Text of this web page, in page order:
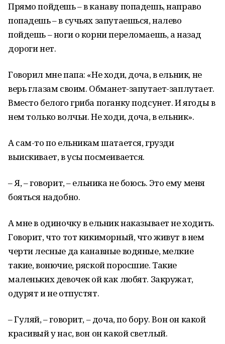
Прямо пойдешь – в канаву попадешь, направо
попадешь – в сучьях запутаешься, налево
пойдешь – ноги о корни переломаешь, а назад
дороги нет.
Говорил мне папа: «Не ходи, доча, в ельник, не
верь глазам своим. Обманет-запутает-заплутает.
Вместо белого гриба поганку подсунет. И ягоды в
нем только волчьи. Не ходи, доча, в ельник».
А сам-то по ельникам шатается, грузди
выискивает, в усы посмеивается.
– Я, – говорит, – ельника не боюсь. Это ему меня
бояться надобно.
А мне в одиночку в ельник наказывает не ходить.
Говорит, что тот кикиморный, что живут в нем
черти лесные да канавные водяные, мелкие
такие, вонючие, ряской поросшие. Такие
маленьких девочек ой как любят. Закружат,
одурят и не отпустят.
– Гуляй, – говорит, – доча, по бору. Вон он какой
красивый у нас, вон он какой светлый.